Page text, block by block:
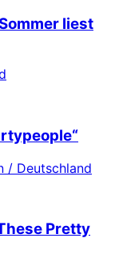
liest
/ Deutschland
Pretty